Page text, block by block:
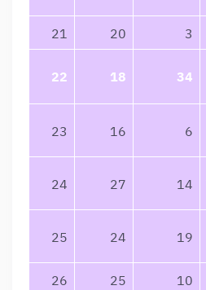
21 20 3
22 18 34
23 16 6
24 27 14
25 24 19
26 25 10